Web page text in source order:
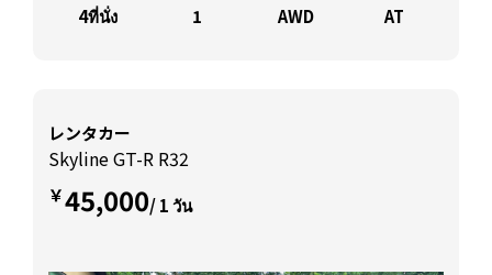
4ที่นั่ง 1 AWD AT
レンタカー
Skyline GT-R R32
￥45,000/ 1 วัน